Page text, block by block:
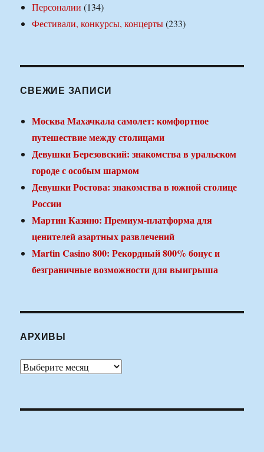
Персоналии (134)
Фестивали, конкурсы, концерты(233)
СВЕЖИЕ ЗАПИСИ
Москва Махачкала самолет: комфортное
путешествие между столицами
Девушки Березовский: знакомства в уральском
городе с особым шармом
Девушки Ростова: знакомства в южной столице
России
Мартин Казино: Премиум-платформа для
ценителей азартных развлечений
Martin Casino 800: Рекордный 800% бонус и
безграничные возможности для выигрыша
АРХИВЫ
Архивы